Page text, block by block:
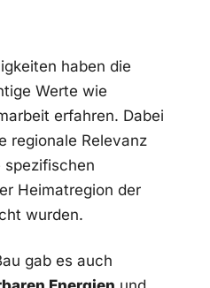
‌haben die⁢
Werte wie
‍erfahren. Dabei
regionale Relevanz
spezifischen
Heimatregion ‍der
⁣wurden.
⁤gab es auch